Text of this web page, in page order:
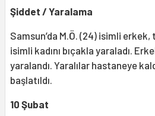
Şiddet / Yaralama
Samsun’da M.Ö. (24) isimli erkek,
isimli kadını bıçakla yaraladı.
yaralandı. Yaralılar hastaneye
başlatıldı.
10 Şubat